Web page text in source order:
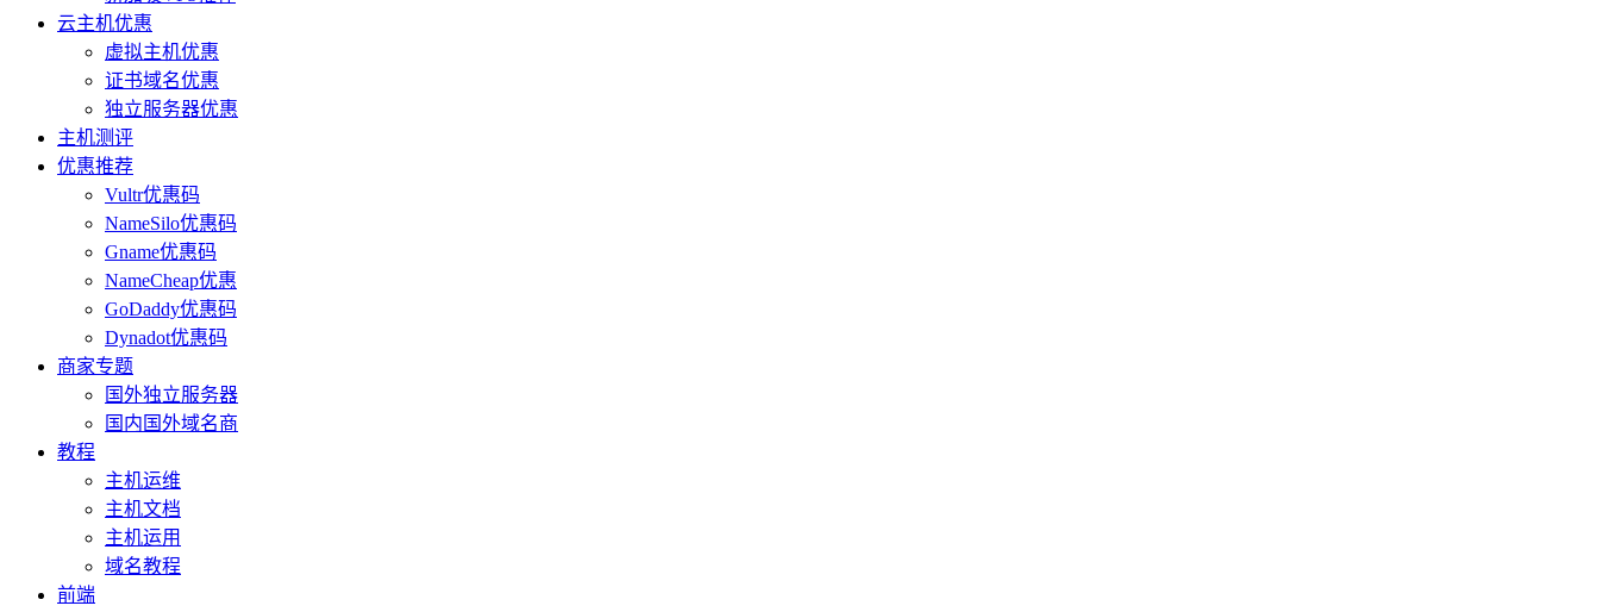
云主机优惠
虚拟主机优惠
证书域名优惠
独立服务器优惠
主机测评
优惠推荐
Vultr优惠码
NameSilo优惠码
Gname优惠码
NameCheap优惠
GoDaddy优惠码
Dynadot优惠码
商家专题
国外独立服务器
国内国外域名商
教程
主机运维
主机文档
主机运用
域名教程
前端